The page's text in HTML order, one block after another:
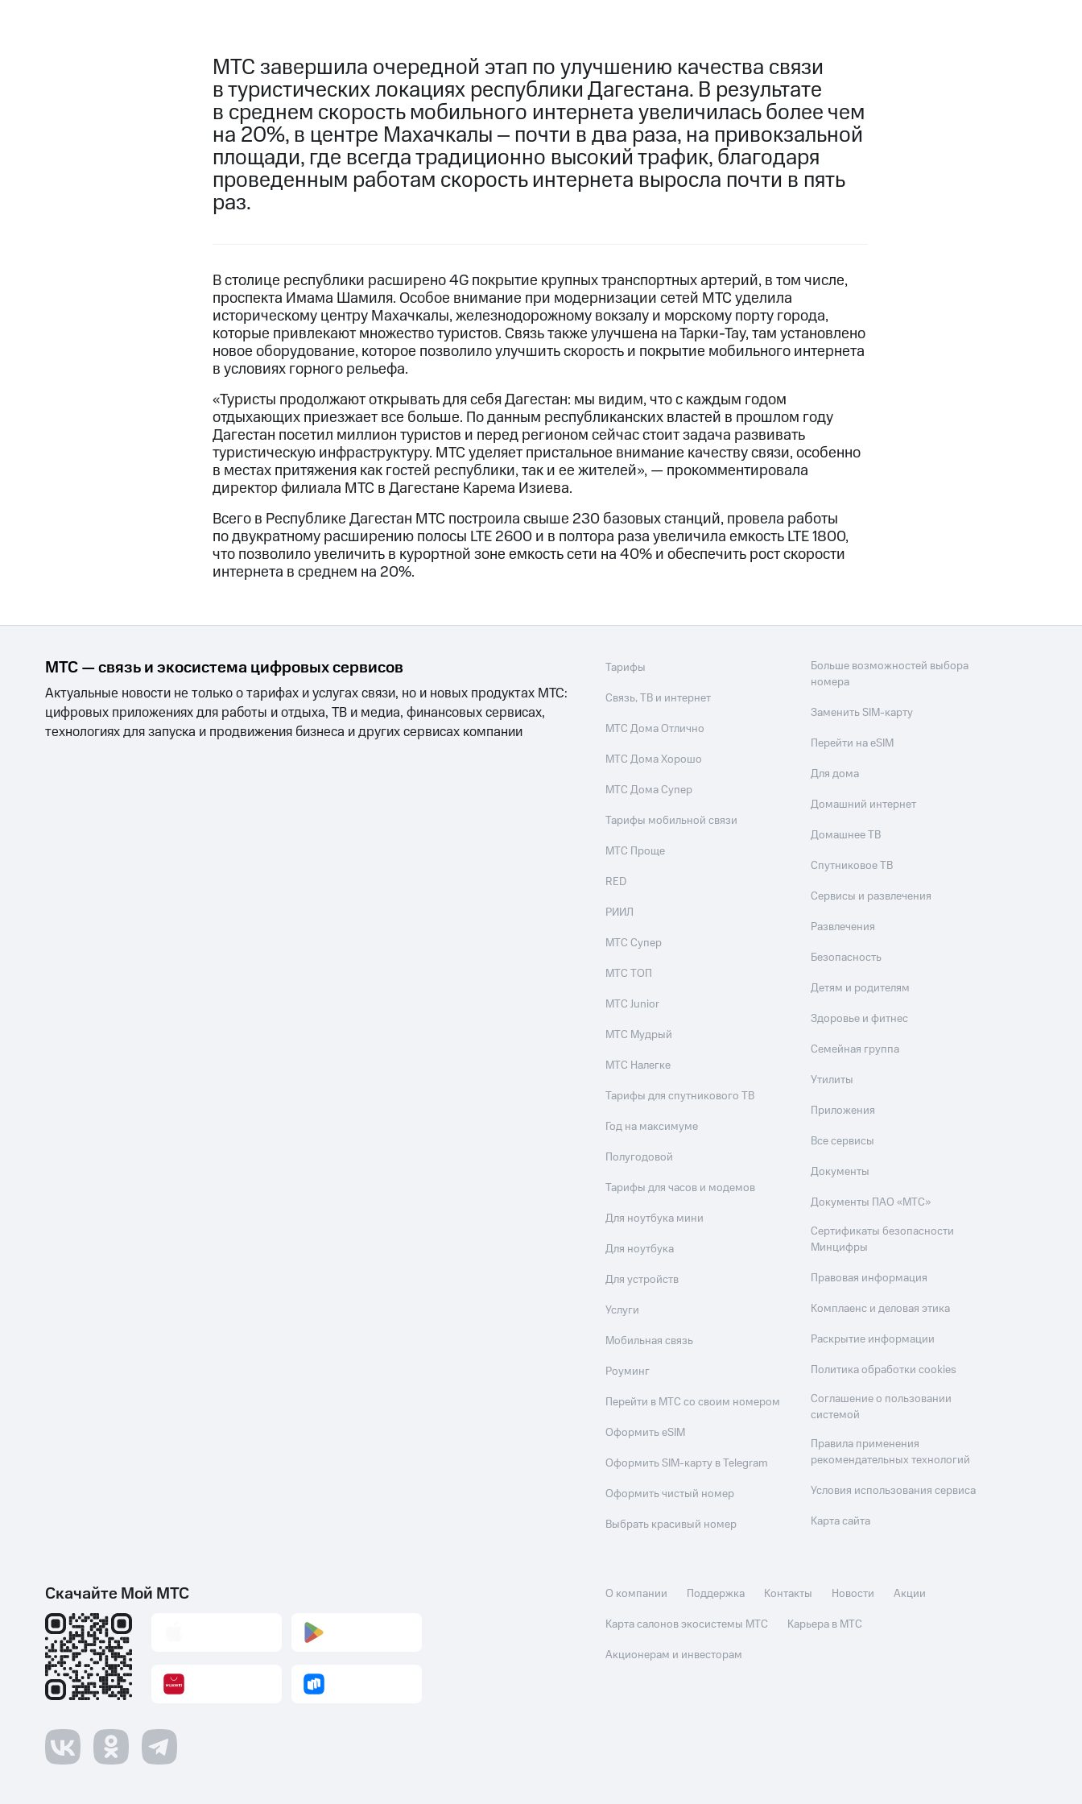
МТС завершила очередной этап по улучшению качества связи
в туристических локациях республики Дагестана. В результате
в среднем скорость мобильного интернета увеличилась более чем
на 20%, в центре Махачкалы ‒ почти в два раза, на привокзальной
площади, где всегда традиционно высокий трафик, благодаря
проведенным работам скорость интернета выросла почти в пять
раз.
В столице республики расширено 4G покрытие крупных транспортных артерий, в том числе,
проспекта Имама Шамиля. Особое внимание при модернизации сетей МТС уделила
историческому центру Махачкалы, железнодорожному вокзалу и морскому порту города,
которые привлекают множество туристов. Связь также улучшена на Тарки-Тау, там установлено
новое оборудование, которое позволило улучшить скорость и покрытие мобильного интернета
в условиях горного рельефа.
«Туристы продолжают открывать для себя Дагестан: мы видим, что с каждым годом
отдыхающих приезжает все больше. По данным республиканских властей в прошлом году
Дагестан посетил миллион туристов и перед регионом сейчас стоит задача развивать
туристическую инфраструктуру. МТС уделяет пристальное внимание качеству связи, особенно
в местах притяжения как гостей республики, так и ее жителей», — прокомментировала
директор филиала МТС в Дагестане Карема Изиева.
Всего в Республике Дагестан МТС построила свыше 230 базовых станций, провела работы
по двукратному расширению полосы LTE 2600 и в полтора раза увеличила емкость LTE 1800,
что позволило увеличить в курортной зоне емкость сети на 40% и обеспечить рост скорости
интернета в среднем на 20%.
МТС — связь и экосистема цифровых сервисов
Актуальные новости не только о тарифах и услугах связи, но и новых продуктах МТС:
цифровых приложениях для работы и отдыха, ТВ и медиа, финансовых сервисах,
технологиях для запуска и продвижения бизнеса и других сервисах компании
Тарифы
Связь, ТВ и интернет
МТС Дома Отлично
МТС Дома Хорошо
МТС Дома Супер
Тарифы мобильной связи
МТС Проще
RED
РИИЛ
МТС Супер
МТС ТОП
МТС Junior
МТС Мудрый
МТС Налегке
Тарифы для спутникового ТВ
Год на максимуме
Полугодовой
Тарифы для часов и модемов
Для ноутбука мини
Для ноутбука
Для устройств
Услуги
Мобильная связь
Роуминг
Перейти в МТС со своим номером
Оформить eSIM
Оформить SIM-карту в Telegram
Оформить чистый номер
Выбрать красивый номер
Больше возможностей выбора
номера
Заменить SIM-карту
Перейти на eSIM
Для дома
Домашний интернет
Домашнее ТВ
Спутниковое ТВ
Сервисы и развлечения
Развлечения
Безопасность
Детям и родителям
Здоровье и фитнес
Семейная группа
Утилиты
Приложения
Все сервисы
Документы
Документы ПАО «МТС»
Сертификаты безопасности
Минцифры
Правовая информация
Комплаенс и деловая этика
Раскрытие информации
Политика обработки cookies
Соглашение о пользовании
системой
Правила применения
рекомендательных технологий
Условия использования сервиса
Карта сайта
Скачайте Мой МТС О компании Поддержка Контакты Новости
Акции
Карта салонов экосистемы МТС
Карьера в МТС
Акционерам и инвесторам